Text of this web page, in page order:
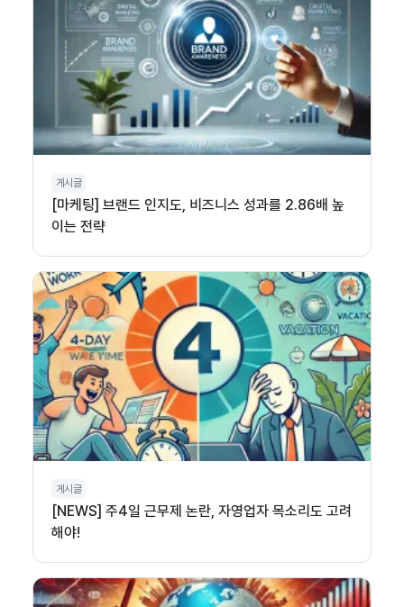
게시글
[마케팅] 브랜드 인지도, 비즈니스 성과를 2.86배 높
이는 전략
게시글
[NEWS] 주4일 근무제 논란, 자영업자 목소리도 고려
해야!